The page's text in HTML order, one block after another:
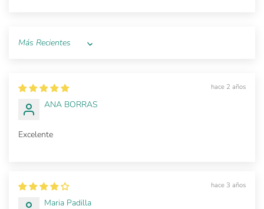
Sort by
hace 2 años
ANA BORRAS
Excelente
hace 3 años
Maria Padilla